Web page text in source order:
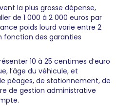
la plus grosse dépense,
de 1 000 à 2 000 euros par
poids lourd varie entre 2
fonction des garanties
10 à 25 centimes d’euro
l’âge du véhicule, et
péages, de stationnement, de
de gestion administrative